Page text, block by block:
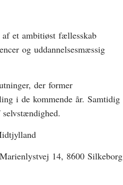
et ambitiøst fællesskab
og uddannelsesmæssig
der former
i de kommende år. Samtidig
14, 8600 Silkeborg